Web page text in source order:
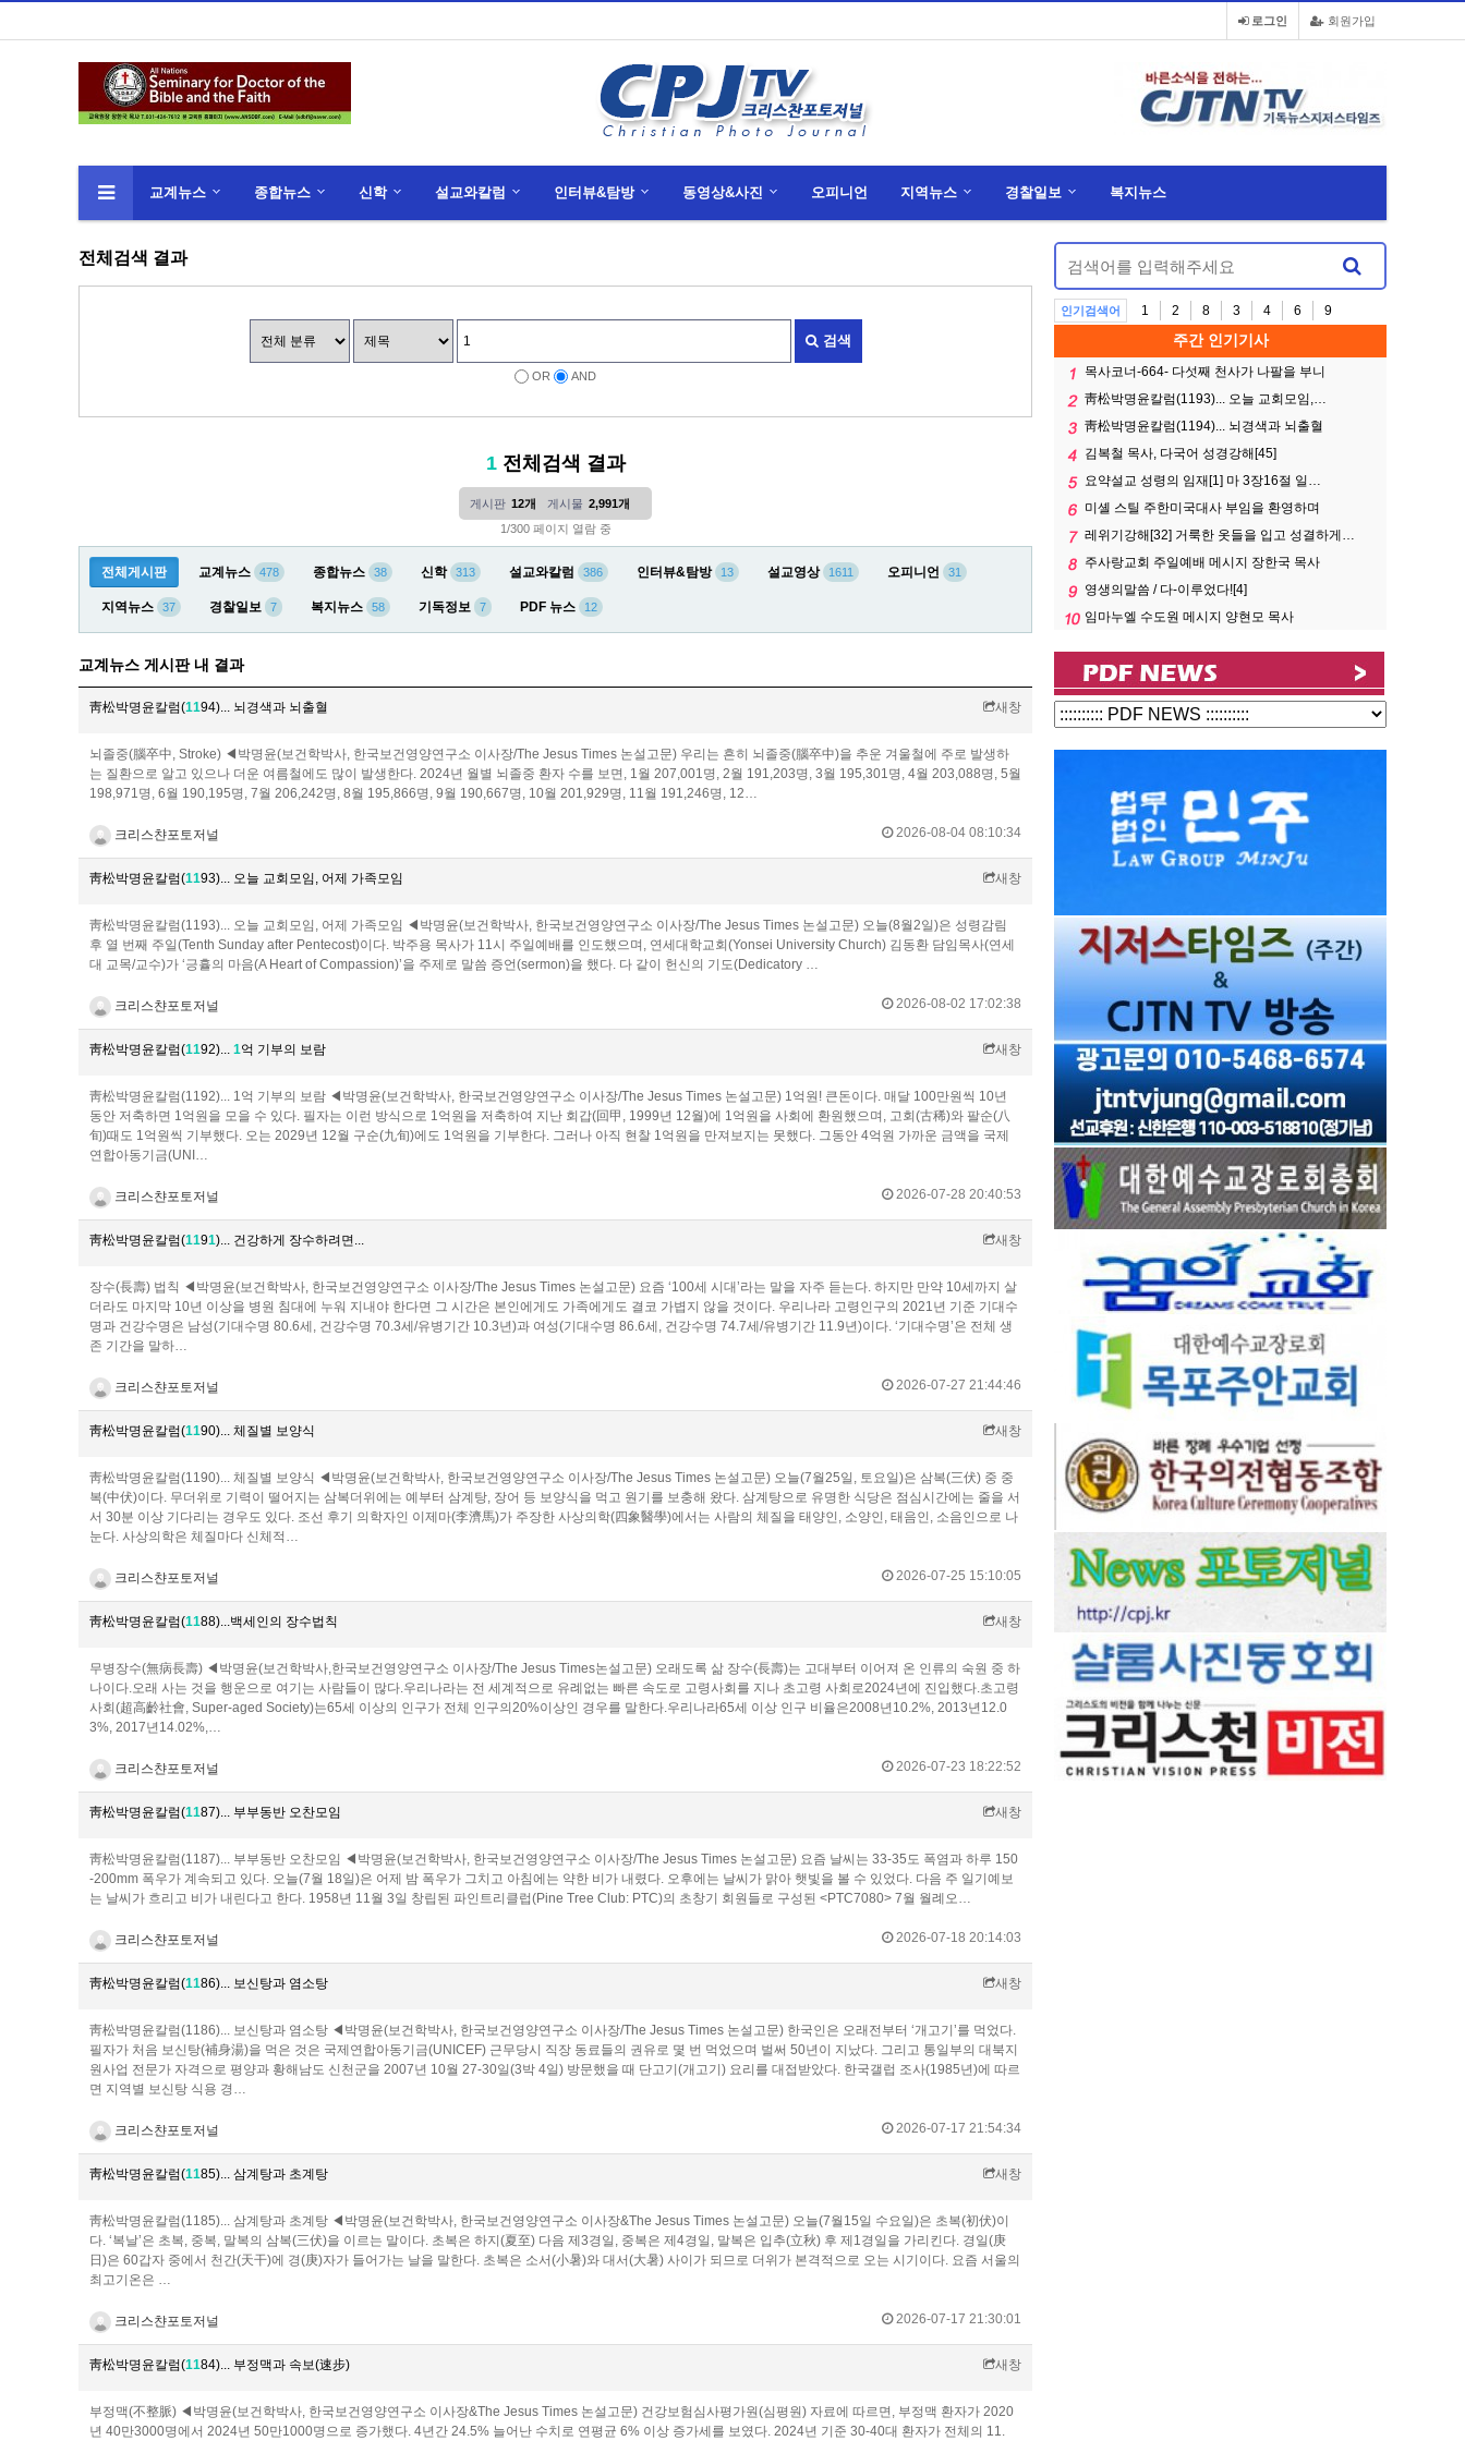
회원가입
로그인
교계뉴스 종합뉴스 신학 설교와칼럼 인터뷰&탐방 동영상&사진 오피니언 지역뉴스
경찰일보
복지뉴스
전체검색 결과
검색
OR AND
1전체검색 결과
게시판 12개 게시물 2,991개
1/300 페이지 열람 중
전체게시판 교계뉴스 478 종합뉴스 38 신학 313 설교와칼럼 386 인터뷰&탐방 13 설교영상 1611 오피니언 31
지역뉴스 37 경찰일보 7 복지뉴스 58 기독정보 7 PDF 뉴스 12
교계뉴스 게시판 내 결과
靑松박명윤칼럼(1194)... 뇌경색과 뇌출혈 새창
뇌졸중(腦卒中, Stroke) ◀박명윤(보건학박사, 한국보건영양연구소 이사장/The Jesus Times 논설고문) 우리는 흔히 뇌졸중(腦卒中)을 추운 겨울철에 주로 발생하
는 질환으로 알고 있으나 더운 여름철에도 많이 발생한다. 2024년 월별 뇌졸중 환자 수를 보면, 1월 207,001명, 2월 191,203명, 3월 195,301명, 4월 203,088명, 5월
198,971명, 6월 190,195명, 7월 206,242명, 8월 195,866명, 9월 190,667명, 10월 201,929명, 11월 191,246명, 12…
크리스챤포토저널 2026-08-04 08:10:34
靑松박명윤칼럼(1193)... 오늘 교회모임, 어제 가족모임 새창
靑松박명윤칼럼(1193)... 오늘 교회모임, 어제 가족모임 ◀박명윤(보건학박사, 한국보건영양연구소 이사장/The Jesus Times 논설고문) 오늘(8월2일)은 성령감림
후 열 번째 주일(Tenth Sunday after Pentecost)이다. 박주용 목사가 11시 주일예배를 인도했으며, 연세대학교회(Yonsei University Church) 김동환 담임목사(연세
대 교목/교수)가 ‘긍휼의 마음(A Heart of Compassion)’을 주제로 말씀 증언(sermon)을 했다. 다 같이 헌신의 기도(Dedicatory …
크리스챤포토저널 2026-08-02 17:02:38
靑松박명윤칼럼(1192)... 1억 기부의 보람 새창
靑松박명윤칼럼(1192)... 1억 기부의 보람 ◀박명윤(보건학박사, 한국보건영양연구소 이사장/The Jesus Times 논설고문) 1억원! 큰돈이다. 매달 100만원씩 10년
동안 저축하면 1억원을 모을 수 있다. 필자는 이런 방식으로 1억원을 저축하여 지난 회갑(回甲, 1999년 12월)에 1억원을 사회에 환원했으며, 고회(古稀)와 팔순(八
旬)때도 1억원씩 기부했다. 오는 2029년 12월 구순(九旬)에도 1억원을 기부한다. 그러나 아직 현찰 1억원을 만져보지는 못했다. 그동안 4억원 가까운 금액을 국제
연합아동기금(UNI…
크리스챤포토저널 2026-07-28 20:40:53
靑松박명윤칼럼(1191)... 건강하게 장수하려면... 새창
장수(長壽) 법칙 ◀박명윤(보건학박사, 한국보건영양연구소 이사장/The Jesus Times 논설고문) 요즘 ‘100세 시대’라는 말을 자주 듣는다. 하지만 만약 10세까지 살
더라도 마지막 10년 이상을 병원 침대에 누워 지내야 한다면 그 시간은 본인에게도 가족에게도 결코 가볍지 않을 것이다. 우리나라 고령인구의 2021년 기준 기대수
명과 건강수명은 남성(기대수명 80.6세, 건강수명 70.3세/유병기간 10.3년)과 여성(기대수명 86.6세, 건강수명 74.7세/유병기간 11.9년)이다. ‘기대수명’은 전체 생
존 기간을 말하…
크리스챤포토저널 2026-07-27 21:44:46
靑松박명윤칼럼(1190)... 체질별 보양식 새창
靑松박명윤칼럼(1190)... 체질별 보양식 ◀박명윤(보건학박사, 한국보건영양연구소 이사장/The Jesus Times 논설고문) 오늘(7월25일, 토요일)은 삼복(三伏) 중 중
복(中伏)이다. 무더위로 기력이 떨어지는 삼복더위에는 예부터 삼계탕, 장어 등 보양식을 먹고 원기를 보충해 왔다. 삼계탕으로 유명한 식당은 점심시간에는 줄을 서
서 30분 이상 기다리는 경우도 있다. 조선 후기 의학자인 이제마(李濟馬)가 주장한 사상의학(四象醫學)에서는 사람의 체질을 태양인, 소양인, 태음인, 소음인으로 나
눈다. 사상의학은 체질마다 신체적…
크리스챤포토저널 2026-07-25 15:10:05
靑松박명윤칼럼(1188)...백세인의 장수법칙 새창
무병장수(無病長壽) ◀박명윤(보건학박사,한국보건영양연구소 이사장/The Jesus Times논설고문) 오래도록 삶 장수(長壽)는 고대부터 이어져 온 인류의 숙원 중 하
나이다.오래 사는 것을 행운으로 여기는 사람들이 많다.우리나라는 전 세계적으로 유례없는 빠른 속도로 고령사회를 지나 초고령 사회로2024년에 진입했다.초고령
사회(超高齡社會, Super-aged Society)는65세 이상의 인구가 전체 인구의20%이상인 경우를 말한다.우리나라65세 이상 인구 비율은2008년10.2%, 2013년12.0
3%, 2017년14.02%,…
크리스챤포토저널 2026-07-23 18:22:52
靑松박명윤칼럼(1187)... 부부동반 오찬모임 새창
靑松박명윤칼럼(1187)... 부부동반 오찬모임 ◀박명윤(보건학박사, 한국보건영양연구소 이사장/The Jesus Times 논설고문) 요즘 날씨는 33-35도 폭염과 하루 150
-200mm 폭우가 계속되고 있다. 오늘(7월 18일)은 어제 밤 폭우가 그치고 아침에는 약한 비가 내렸다. 오후에는 날씨가 맑아 햇빛을 볼 수 있었다. 다음 주 일기예보
는 날씨가 흐리고 비가 내린다고 한다. 1958년 11월 3일 창립된 파인트리클럽(Pine Tree Club: PTC)의 초창기 회원들로 구성된 <PTC7080> 7월 월례오…
크리스챤포토저널 2026-07-18 20:14:03
靑松박명윤칼럼(1186)... 보신탕과 염소탕 새창
靑松박명윤칼럼(1186)... 보신탕과 염소탕 ◀박명윤(보건학박사, 한국보건영양연구소 이사장/The Jesus Times 논설고문) 한국인은 오래전부터 ‘개고기’를 먹었다.
필자가 처음 보신탕(補身湯)을 먹은 것은 국제연합아동기금(UNICEF) 근무당시 직장 동료들의 권유로 몇 번 먹었으며 벌써 50년이 지났다. 그리고 통일부의 대북지
원사업 전문가 자격으로 평양과 황해남도 신천군을 2007년 10월 27-30일(3박 4일) 방문했을 때 단고기(개고기) 요리를 대접받았다. 한국갤럽 조사(1985년)에 따르
면 지역별 보신탕 식용 경…
크리스챤포토저널 2026-07-17 21:54:34
靑松박명윤칼럼(1185)... 삼계탕과 초계탕 새창
靑松박명윤칼럼(1185)... 삼계탕과 초계탕 ◀박명윤(보건학박사, 한국보건영양연구소 이사장&The Jesus Times 논설고문) 오늘(7월15일 수요일)은 초복(初伏)이
다. ‘복날’은 초복, 중복, 말복의 삼복(三伏)을 이르는 말이다. 초복은 하지(夏至) 다음 제3경일, 중복은 제4경일, 말복은 입추(立秋) 후 제1경일을 가리킨다. 경일(庚
日)은 60갑자 중에서 천간(天干)에 경(庚)자가 들어가는 날을 말한다. 초복은 소서(小暑)와 대서(大暑) 사이가 되므로 더위가 본격적으로 오는 시기이다. 요즘 서울의
최고기온은 …
크리스챤포토저널 2026-07-17 21:30:01
靑松박명윤칼럼(1184)... 부정맥과 속보(速步) 새창
부정맥(不整脈) ◀박명윤(보건학박사, 한국보건영양연구소 이사장&The Jesus Times 논설고문) 건강보험심사평가원(심평원) 자료에 따르면, 부정맥 환자가 2020
년 40만3000명에서 2024년 50만1000명으로 증가했다. 4년간 24.5% 늘어난 수치로 연평균 6% 이상 증가세를 보였다. 2024년 기준 30-40대 환자가 전체의 11.
인기검색어 1 2 8 3 4 6 9
주간 인기기사
목사코너-664- 다섯째 천사가 나팔을 부니
靑松박명윤칼럼(1193)... 오늘 교회모임,…
靑松박명윤칼럼(1194)... 뇌경색과 뇌출혈
김복철 목사, 다국어 성경강해[45]
요약설교 성령의 임재[1] 마 3장16절 일…
미셸 스틸 주한미국대사 부임을 환영하며
레위기강해[32] 거룩한 옷들을 입고 성결하게…
주사랑교회 주일예배 메시지 장한국 목사
영생의말씀 / 다-이루었다![4]
임마누엘 수도원 메시지 양현모 목사